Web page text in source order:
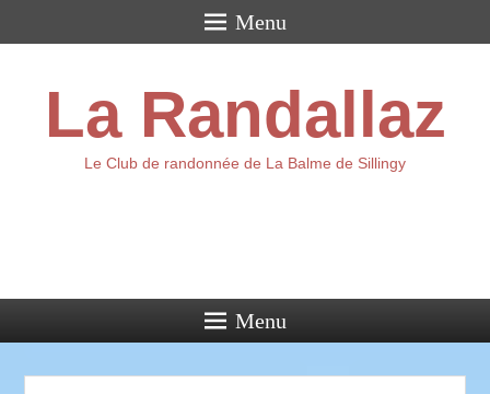
Menu
La Randallaz
Le Club de randonnée de La Balme de Sillingy
Menu